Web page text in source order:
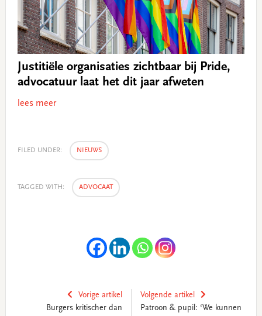
Justitiële organisaties zichtbaar bij Pride,
advocatuur laat het dit jaar afweten
lees meer
FILED UNDER: NIEUWS
TAGGED WITH: ADVOCAAT
Vorige artikel
Burgers kritischer dan
Volgende artikel
Patroon & pupil: ‘We kunnen